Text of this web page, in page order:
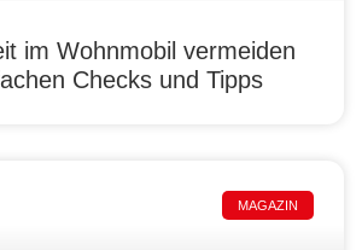
im Wohnmobil vermeiden
Checks und Tipps
MAGAZIN